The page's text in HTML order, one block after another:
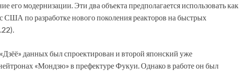
его модернизации. Эти два объекта предполагается использовать как
США по разработке нового поколения реакторов на быстрых
данных был спроектирован и второй японский уже
«Мондзю» в префектуре Фукуи. Однако в работе он был